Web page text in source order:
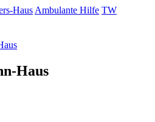
Haus Ambulante Hilfe TW
Haus